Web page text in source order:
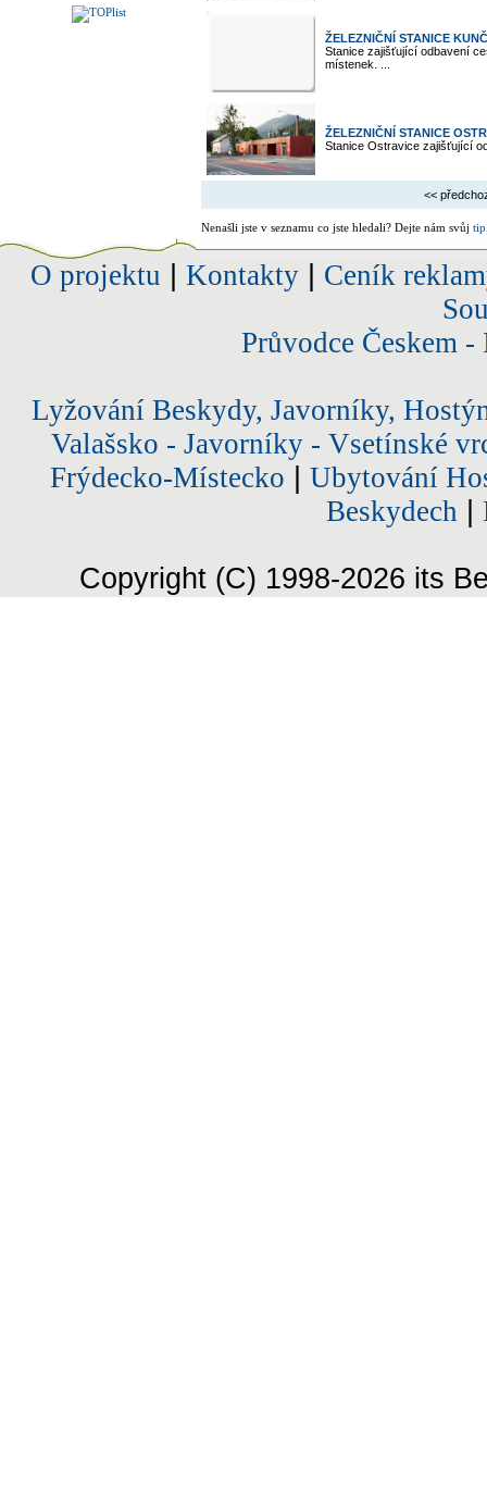
ŽELEZNIČNÍ STANICE
Stanice zajišťující odbavení
místenek. ...
ŽELEZNIČNÍ STANICE
Stanice Ostravice zajišťující
<<
Nenašli jste v seznamu co jste hledali? Dejte nám svůj tip
O projektu Kontakty| Ceník
Průvodce Českem
Lyžování Beskydy, Javorníky,
Valašsko - Javorníky - Vsetínské
Frýdecko-Místecko
Ubytování
Beskydech
Copyright (C) 1998-2026 its